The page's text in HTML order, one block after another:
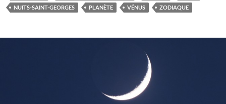
NUITS-SAINT-GEORGES
PLANÈTE VÉNUS ZODIAQUE